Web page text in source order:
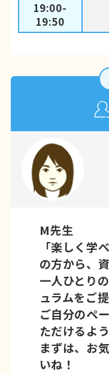
19:00-
19:50
M先生
「楽しく学
の方から、
一人ひとり
ュラムをご
ご自分のペ
ただけるよ
まずは、お
いね！